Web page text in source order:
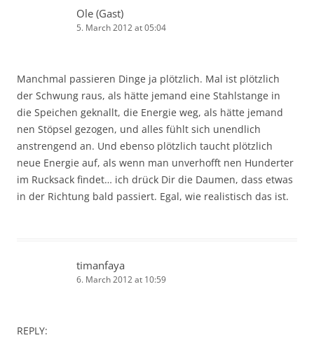
Ole (Gast)
5. March 2012 at 05:04
Manchmal passieren Dinge ja plötzlich. Mal ist plötzlich
der Schwung raus, als hätte jemand eine Stahlstange in
die Speichen geknallt, die Energie weg, als hätte jemand
nen Stöpsel gezogen, und alles fühlt sich unendlich
anstrengend an. Und ebenso plötzlich taucht plötzlich
neue Energie auf, als wenn man unverhofft nen Hunderter
im Rucksack findet… ich drück Dir die Daumen, dass etwas
in der Richtung bald passiert. Egal, wie realistisch das ist.
timanfaya
6. March 2012 at 10:59
REPLY: